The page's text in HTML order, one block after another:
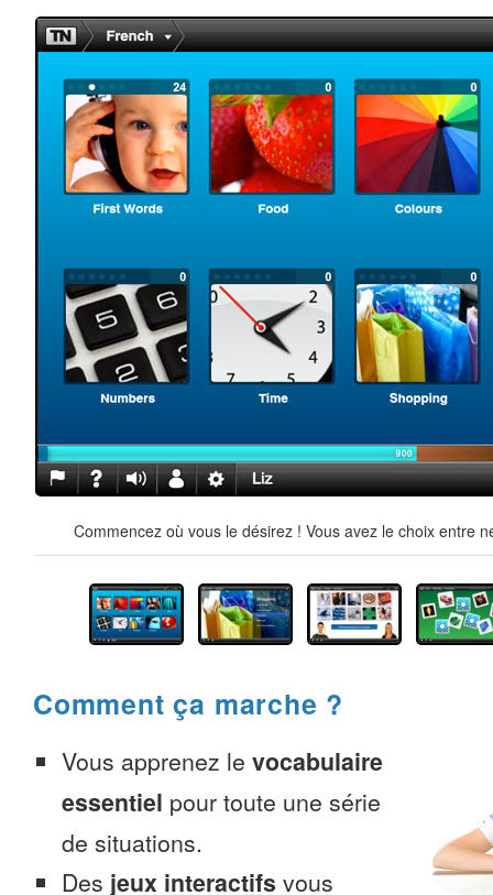
Commencez où vous le désirez ! Vous avez le choix entre
Comment ça marche ?
Vous apprenez le vocabulaire
essentiel pour toute une série
de situations.
Des jeux interactifs vous